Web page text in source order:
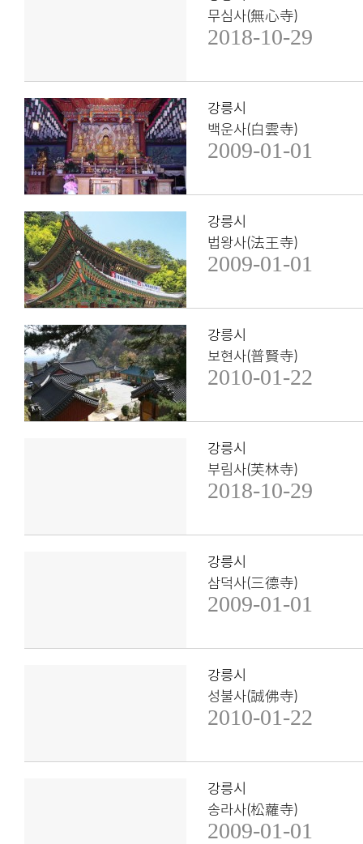
무심사(無心寺)
2018-10-29
강릉시
백운사(白雲寺)
2009-01-01
강릉시
법왕사(法王寺)
2009-01-01
강릉시
보현사(普賢寺)
2010-01-22
강릉시
부림사(芙林寺)
2018-10-29
강릉시
삼덕사(三德寺)
2009-01-01
강릉시
성불사(誠佛寺)
2010-01-22
강릉시
송라사(松蘿寺)
2009-01-01